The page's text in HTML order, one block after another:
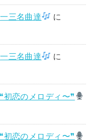
三名曲達
に
三名曲達
に
❝初恋のメロディ〜❞
❝初恋のメロディ〜❞